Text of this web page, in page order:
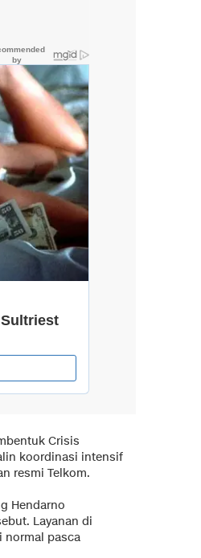
Crisis
koordinasi intensif
resmi Telkom.
Hendarno
Layanan di
normal pasca